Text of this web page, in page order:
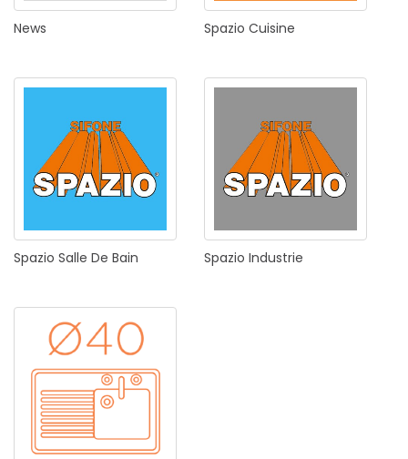
News Spazio Cuisine
Spazio Salle De Bain Spazio Industrie